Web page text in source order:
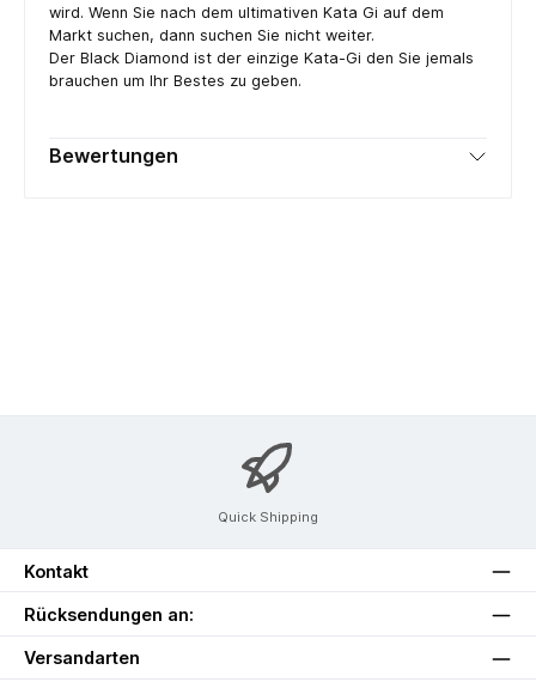
wird. Wenn Sie nach dem ultimativen Kata Gi auf dem
Markt suchen, dann suchen Sie nicht weiter.
Der Black Diamond ist der einzige Kata-Gi den Sie jemals
brauchen um Ihr Bestes zu geben.
Bewertungen
Quick Shipping
Kontakt
Rücksendungen an:
Versandarten